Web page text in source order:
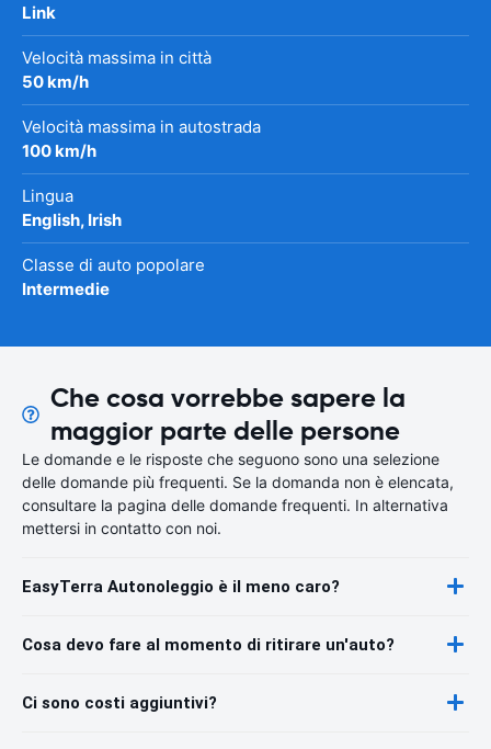
Link
Velocità massima in città
50 km/h
Velocità massima in autostrada
100 km/h
Lingua
English, Irish
Classe di auto popolare
Intermedie
Che cosa vorrebbe sapere la
maggior parte delle persone
Le domande e le risposte che seguono sono una selezione
delle domande più frequenti. Se la domanda non è elencata,
consultare la pagina delle domande frequenti. In alternativa
mettersi in contatto con noi.
EasyTerra Autonoleggio è il meno caro?
Cosa devo fare al momento di ritirare un'auto?
Ci sono costi aggiuntivi?